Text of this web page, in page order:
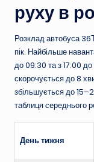
руху в
Розклад автобуса
пік. Найбільше
до 09:30 та з 17:00
скорочується до 8
збільшується до
таблиця середнього
День тижня